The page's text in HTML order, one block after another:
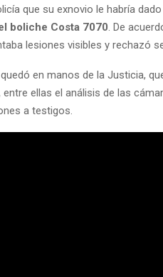
que su exnovio le habría
boliche Costa 7070. De
lesiones visibles y rechazó
en manos de la Justicia,
entre ellas el análisis de las
a testigos.